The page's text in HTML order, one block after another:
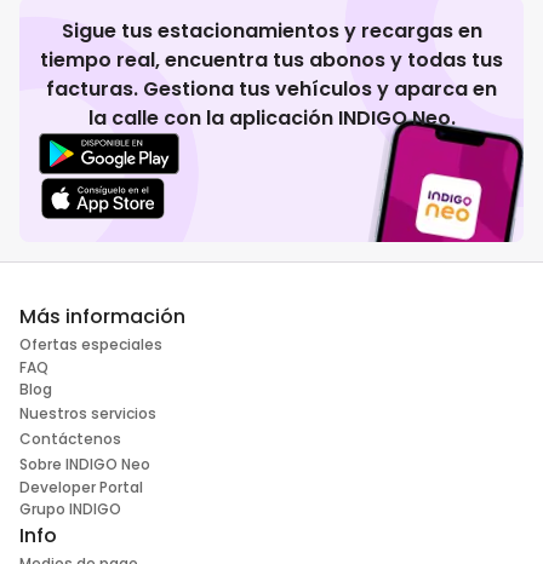
Sigue tus estacionamientos y recargas en
tiempo real, encuentra tus abonos y todas tus
facturas. Gestiona tus vehículos y aparca en
la calle con la aplicación INDIGO Neo.
Más información
Ofertas especiales
FAQ
Blog
Nuestros servicios
Contáctenos
Sobre INDIGO Neo
Developer Portal
Grupo INDIGO
Info